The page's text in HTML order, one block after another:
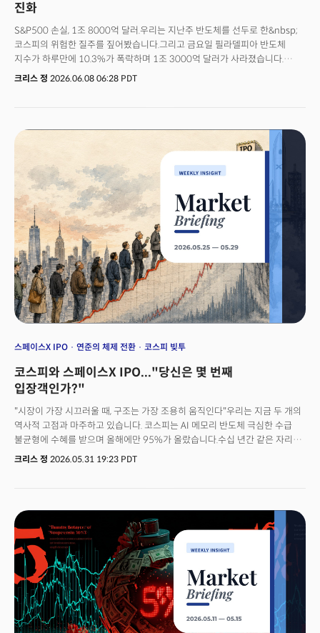
진화
S&P500 손실, 1조 8000억 달러.우리는 지난주 반도체를 선두로 한&nbsp;
코스피의 위험한 질주를 짚어봤습니다.그리고 금요일 필라델피아 반도체
지수가 하루만에 10.3%가 폭락하며 1조 3000억 달러가 사라졌습니다.
나스닥은 무려 4.2%가 하락하며 1121포인트가 사라졌습니다. 사상 최대
이는 구조적 변화를 의미합니다.인간이 AI를 만드는 시대가 저물고, AI가 AI를
만드는 시대가 열리고 있습니다.&nbsp;앤트로픽이 순수 AI 기업으로서는
최초로 9650억 달러 가치로 오픈AI를 제치고 IPO(기업공개) 상장 서류를
제출했습니다. 하지만 동시에 코드베이스의 80% 이상을 클로드가
작성한다는 내부 수치를 공개하며 "인간이 제어할 수 없기 전에 이제는 AI의
진화를 멈춰야 할 때"라고 경고했습니다.다른 한 편에서는 미 상무부가
양자컴퓨팅 기업의 지분을 인수하며 사실상 양자를
&nbsp;'국가전략자산'으로 편입했습니다.&nbsp;클로드는 AI가 스스로
새로운 AI 모델을 창조하는 단계로 진입하고 있다고 경고하고 국가는 AI와
양자를 '안보자산'으로 인식하기 시작했습니다.&nbsp;이제 질문은 '누가 더
똑똑한 AI를 만드는가'에서&nbsp;'스스로 진화하는 AI를 누가 통제하고,
인프라와 자본을 누가 선점하는가'의 경쟁으로 바뀌고 있습니다.&nbsp;
크리스 정 2026.06.08 06:28 PDT
스페이스X IPO 연준의 체제 전환 코스피 빚투
코스피와 스페이스X IPO..."당신은 몇 번째
입장객인가?"
"시장이 가장 시끄러울 때, 구조는 가장 조용히 움직인다"우리는 지금 두 개의
역사적 고점과 마주하고 있습니다. 코스피는 AI 메모리 반도체 극심한 수급
불균형에 수혜를 받으며 올해에만 95%가 올랐습니다.수십 년간 같은 자리를
맴돌며 '박스피'라 불리며 조롱을 받던 시장이 이제 투자자들이 가장 열광하는
규모의 '빅테크'가 되는 역사적 순간입니다. 모든 투자자들이 "얼마나 더
오를까?"를 묻고 있습니다. 하지만 정작 물어야 할 질문은 "나는 지금 어느
단계에서 입장하고 있는가"입니다. SK하이닉스가 단 1년 만에 1000%의
성장으로 1조 달러 클럽에 조인하고 스페이스X가 사모시장에서 이미 1조
7500억 달러의 가치를 만들고 데뷔하는 지금, 가치 창출의 정점이
어디인가를 되묻게 만들기 때문입니다.동시에 케빈 워시 연준의장의 취임은
시장 체제의 전환을 예고하고 있습니다. 투자자들이 바라봐야 할 곳은 이제
금리의 방향이 아닌 워시가 구상하고 있는 통화정책 체제 자체의 변화입니다.
그것이 바로 시장이 '고점의 환호'에서 가파르게 움직일때 수면 아래에서
크리스 정 2026.05.31 19:23 PDT